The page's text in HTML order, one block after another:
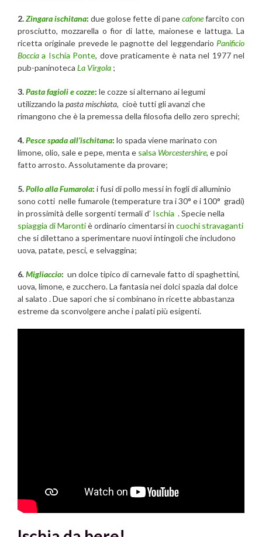
2.Zingara ischitana: due golose fette di panecafonefarcito con
prosciutto, mozzarella o fior di latte, maionese e lattuga. La
ricetta originale prevede le pagnotte del leggendario Panificio
Boccia a Ischia Ponte, dove praticamente è nata nel 1977 nel
pub-paninoteca La Virgola ;
3.Pasta fagioli e cozze: le cozze si alternano ai legumi
utilizzando la pasta mischiata, cioè tutti gli avanzi che
rimangono che è la premessa della filosofia dello zero sprechi;
4.Pesce spada all’ischitana: lo spada viene marinato con
limone, olio, sale e pepe, menta e salsa Worcestershire, e poi
fatto arrosto. Assolutamente da provare;
5.Pollo alla Fumarola: i fusi di pollo messi in fogli di alluminio
sono cotti nelle fumarole (temperature tra i 30° e i 100° gradi)
in prossimità delle sorgenti termali d’ Ischia . Specie nella
spiaggia di Marontiè ordinario cimentarsi in cuochi stravaganti
che si dilettano a sperimentare nuovi intingoli che includono
uova, patate, pesci, e selvaggina;
6.Migliaccio: un dolce tipico di carnevale fatto di spaghettini,
uova, limone, e zucchero. La fantasia nei dolci spazia dal dolce
al salato . Due sapori che si combinano in ricette abbastanza
estreme da sconvolgere anche i palati più esigenti.